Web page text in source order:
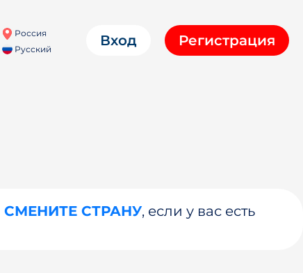
Россия
Русский
Вход Регистрация
СМЕНИТЕ СТРАНУ, если у вас есть